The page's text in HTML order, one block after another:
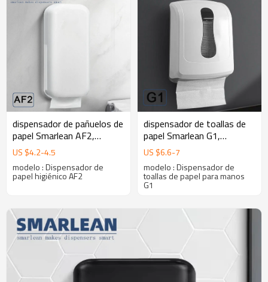
dispensador de pañuelos de
papel Smarlean AF2,
dispensador de papel para
baños publicos
US $4.2-4.5
modelo : Dispensador de
papel higiénico AF2
dispensador de toallas de
papel Smarlean G1,
dispensador de papel para
manos, dispensador de
hojas de papel
US $6.6-7
modelo : Dispensador de
toallas de papel para manos
G1